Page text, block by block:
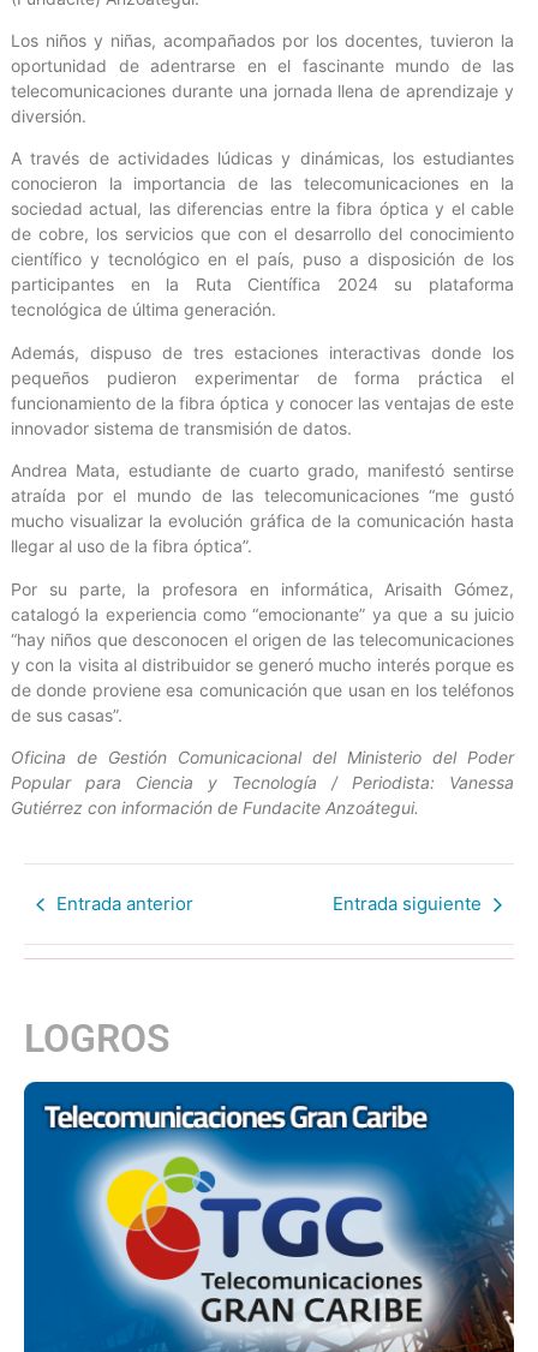
Los niños y niñas, acompañados por los docentes, tuvieron la
oportunidad de adentrarse en el fascinante mundo de las
telecomunicaciones durante una jornada llena de aprendizaje y
diversión.
A través de actividades lúdicas y dinámicas, los estudiantes
conocieron la importancia de las telecomunicaciones en la
sociedad actual, las diferencias entre la fibra óptica y el cable
de cobre, los servicios que con el desarrollo del conocimiento
científico y tecnológico en el país, puso a disposición de los
participantes en la Ruta Científica 2024 su plataforma
tecnológica de última generación.
Además, dispuso de tres estaciones interactivas donde los
pequeños pudieron experimentar de forma práctica el
funcionamiento de la fibra óptica y conocer las ventajas de este
innovador sistema de transmisión de datos.
Andrea Mata, estudiante de cuarto grado, manifestó sentirse
atraída por el mundo de las telecomunicaciones “me gustó
mucho visualizar la evolución gráfica de la comunicación hasta
llegar al uso de la fibra óptica”.
Por su parte, la profesora en informática, Arisaith Gómez,
catalogó la experiencia como “emocionante” ya que a su juicio
“hay niños que desconocen el origen de las telecomunicaciones
y con la visita al distribuidor se generó mucho interés porque es
de donde proviene esa comunicación que usan en los teléfonos
de sus casas”.
Oficina de Gestión Comunicacional del Ministerio del Poder
Popular para Ciencia y Tecnología / Periodista: Vanessa
Gutiérrez con información de Fundacite Anzoátegui.
Entrada anterior Entrada siguiente
LOGROS